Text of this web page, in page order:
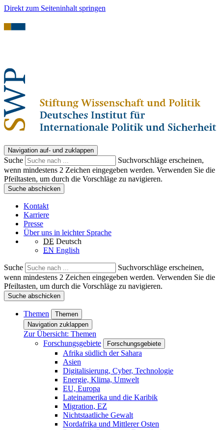
Direkt zum Seiteninhalt springen
Navigation auf- und zuklappen
Suche
Suchvorschläge erscheinen,
wenn mindestens 2 Zeichen eingegeben werden. Verwenden Sie die
Pfeiltasten, um durch die Vorschläge zu navigieren.
Suche abschicken
Kontakt
Karriere
Presse
Über uns in leichter Sprache
DE Deutsch
EN English
Suche
Suchvorschläge erscheinen,
wenn mindestens 2 Zeichen eingegeben werden. Verwenden Sie die
Pfeiltasten, um durch die Vorschläge zu navigieren.
Suche abschicken
Themen
Themen
Navigation zuklappen
Zur Übersicht: Themen
Forschungsgebiete
Forschungsgebiete
Afrika südlich der Sahara
Asien
Digitalisierung, Cyber, Technologie
Energie, Klima, Umwelt
EU, Europa
Lateinamerika und die Karibik
Migration, EZ
Nichtstaatliche Gewalt
Nordafrika und Mittlerer Osten